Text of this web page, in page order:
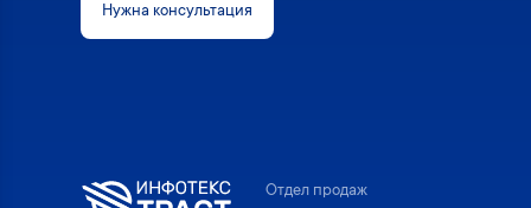
Нужна консультация
Отдел продаж